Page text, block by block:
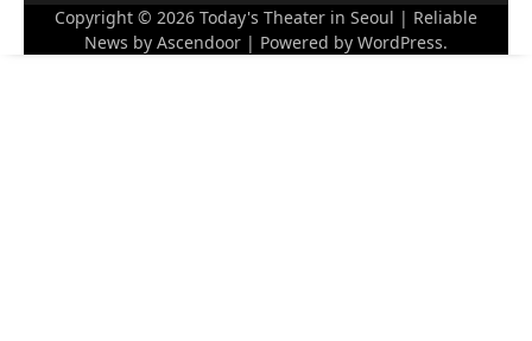
Copyright © 2026 Today's Theater in Seoul | Reliable
News by Ascendoor | Powered by WordPress.